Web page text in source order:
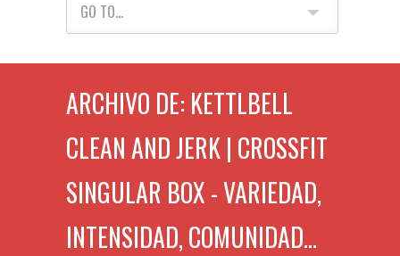
GO TO...
ARCHIVO DE: KETTLBELL
CLEAN AND JERK | CROSSFIT
SINGULAR BOX - VARIEDAD,
INTENSIDAD, COMUNIDAD...